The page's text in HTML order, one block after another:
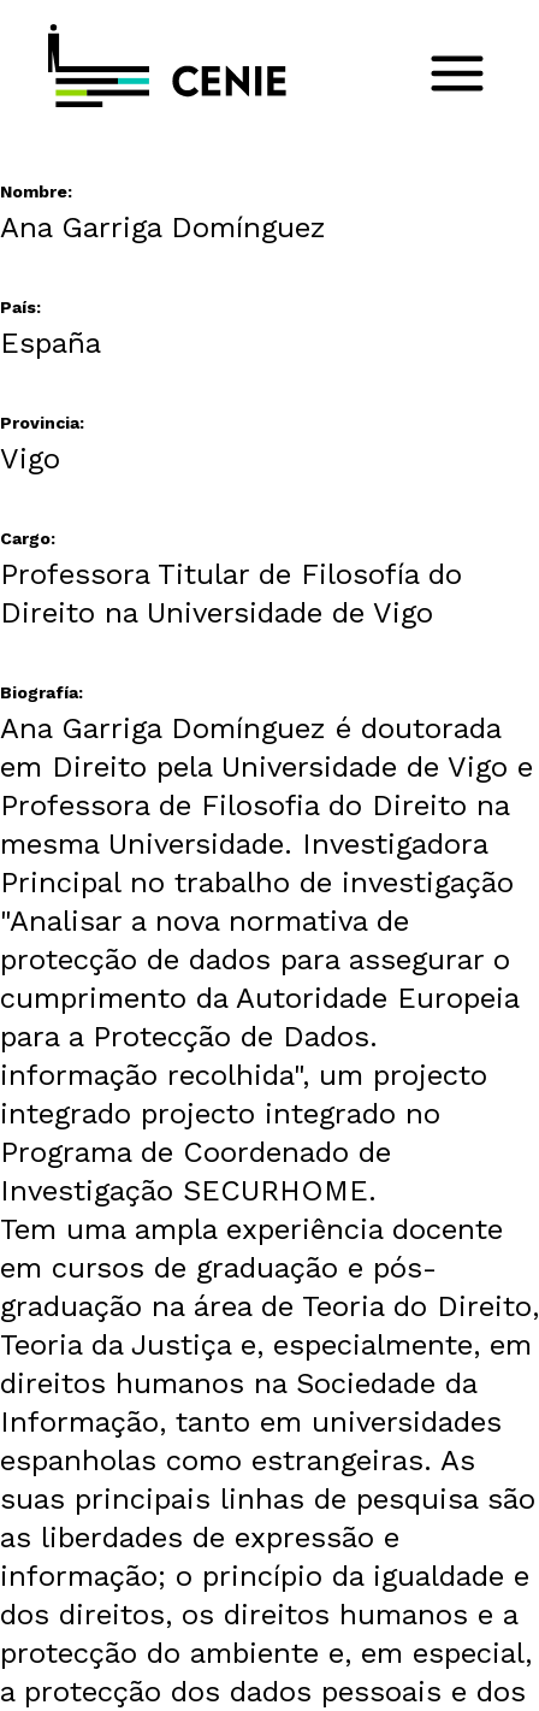
Nombre:
Ana Garriga Domínguez
País:
España
Provincia:
Vigo
Cargo:
Professora Titular de Filosofía do
Direito na Universidade de Vigo
Biografía:
Ana Garriga Domínguez é doutorada
em Direito pela Universidade de Vigo e
Professora de Filosofia do Direito na
mesma Universidade. Investigadora
Principal no trabalho de investigação
"Analisar a nova normativa de
protecção de dados para assegurar o
cumprimento da Autoridade Europeia
para a Protecção de Dados.
informação recolhida", um projecto
integrado projecto integrado no
Programa de Coordenado de
Investigação SECURHOME.
Tem uma ampla experiência docente
em cursos de graduação e pós-
graduação na área de Teoria do Direito,
Teoria da Justiça e, especialmente, em
direitos humanos na Sociedade da
Informação, tanto em universidades
espanholas como estrangeiras. As
suas principais linhas de pesquisa são
as liberdades de expressão e
informação; o princípio da igualdade e
dos direitos, os direitos humanos e a
protecção do ambiente e, em especial,
a protecção dos dados pessoais e dos